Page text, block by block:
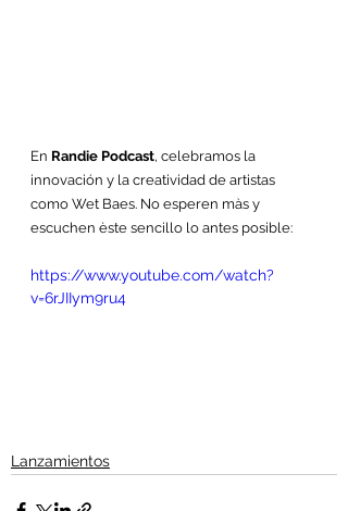
En Randie Podcast, celebramos la
innovación y la creatividad de artistas
como Wet Baes. No esperen màs y
escuchen èste sencillo lo antes posible:
https://www.youtube.com/watch?
v=6rJIIym9ru4
Lanzamientos